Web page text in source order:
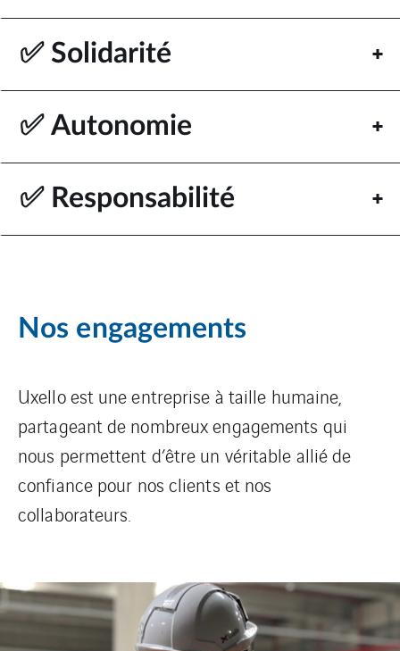
✅ Solidarité
✅ Autonomie
✅ Responsabilité
Nos engagements
Uxello est une entreprise à taille humaine,
partageant de nombreux engagements qui
nous permettent d’être un véritable allié de
confiance pour nos clients et nos
collaborateurs.